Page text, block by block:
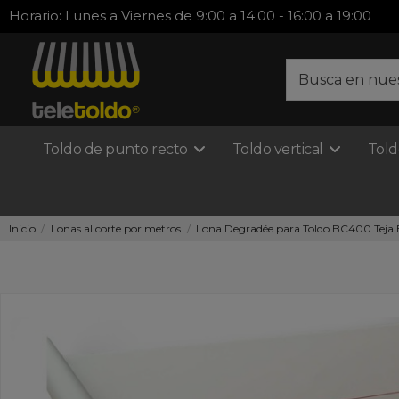
Horario: Lunes a Viernes de 9:00 a 14:00 - 16:00 a 19:00
Toldo de punto recto Toldo vertical
Inicio Lonas al corte por metros Lona Degradée para Toldo BC400